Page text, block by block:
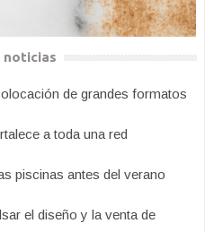
noticias
de grandes formatos
a toda una red
piscinas antes del verano
el diseño y la venta de